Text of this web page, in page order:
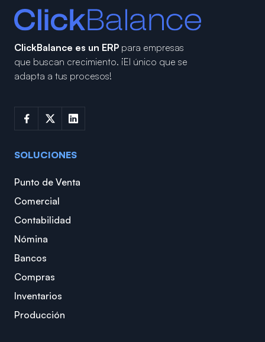
ClickBalance es un ERP para empresas
que buscan crecimiento. ¡El único que se
adapta a tus procesos!
SOLUCIONES
Punto de Venta
Comercial
Contabilidad
Nómina
Bancos
Compras
Inventarios
Producción